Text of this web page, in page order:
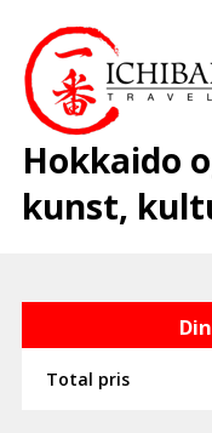
Hokkaido
kunst,
Total pris